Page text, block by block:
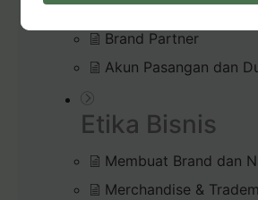
Kode Etik Young
Brand Partner
Akun Pasangan dan
Etika Bisnis
Membuat Brand dan
Merchandise &